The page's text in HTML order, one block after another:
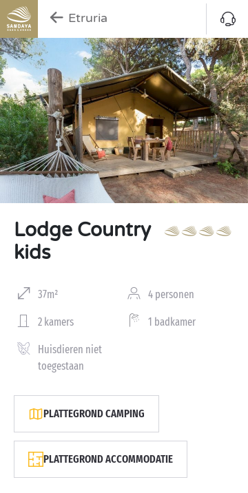
Etruria
Lodge Country
kids
37m² 4 personen
2 kamers 1 badkamer
Huisdieren niet
toegestaan
PLATTEGROND CAMPING
PLATTEGROND ACCOMMODATIE